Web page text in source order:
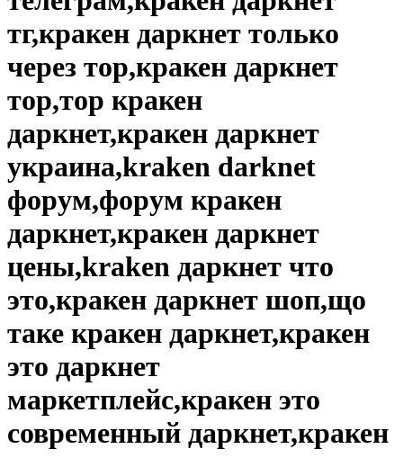
тг,кракен даркнет только
через тор,кракен даркнет
тор,тор кракен
даркнет,кракен даркнет
украина,kraken darknet
форум,форум кракен
даркнет,кракен даркнет
цены,kraken даркнет что
это,кракен даркнет шоп,що
таке кракен даркнет,кракен
это даркнет
маркетплейс,кракен это
современный даркнет,кракен